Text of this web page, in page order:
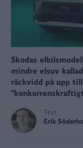
Skodas
mindre elsuv
räckvidd på upp
Text
Erik